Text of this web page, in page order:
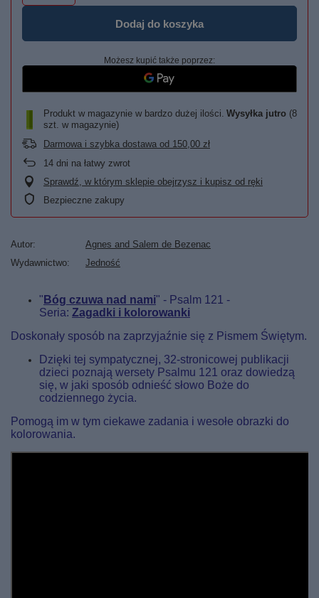
Dodaj do koszyka
Możesz kupić także poprzez:
Produkt w magazynie w bardzo dużej ilości Wysyłka jutro (8
szt. w magazynie)
Darmowa i szybka dostawa od 150,00 zł
14 dni na łatwy zwrot
Sprawdź, w którym sklepie obejrzysz i kupisz od ręki
Bezpieczne zakupy
Autor
Agnes and Salem de Bezenac
Wydawnictwo
Jedność
" Bóg czuwa nad nami" - Psalm 121 -
Seria: Zagadki i kolorowanki
Doskonały sposób na zaprzyjaźnie się z Pismem Świętym.
Dzięki tej sympatycznej, 32-stronicowej publikacji
dzieci poznają wersety Psalmu 121 oraz dowiedzą
się, w jaki sposób odnieść słowo Boże do
codziennego życia.
Pomogą im w tym ciekawe zadania i wesołe obrazki do
kolorowania.